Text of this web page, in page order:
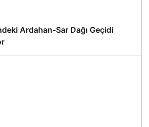
Ardahan-Sar Dağı Geçidi